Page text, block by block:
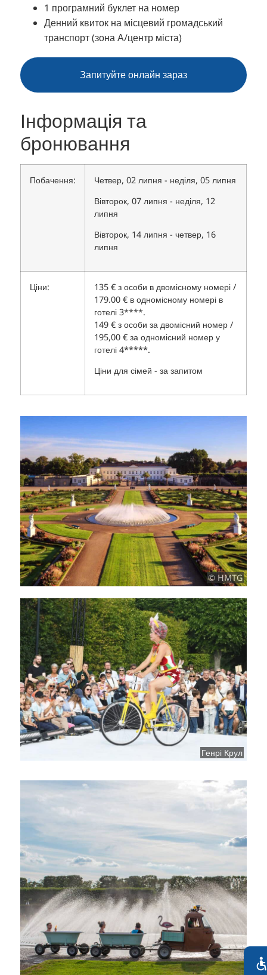
1 програмний буклет на номер
Денний квиток на місцевий громадський
транспорт (зона А/центр міста)
Запитуйте онлайн зараз
Інформація та
бронювання
Побачення:
Четвер, 02 липня - неділя, 05 липня
Вівторок, 07 липня - неділя, 12
липня
Вівторок, 14 липня - четвер, 16
липня
Ціни:
135 € з особи в двомісному номері /
179.00 € в одномісному номері в
готелі 3****.
149 € з особи за двомісний номер /
195,00 € за одномісний номер у
готелі 4*****.
Ціни для сімей - за запитом
© HMTG
Генрі Крул